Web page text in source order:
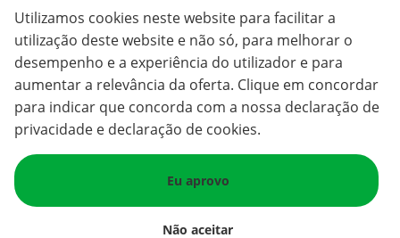
Contacte-nos
Redes sociais
© 2026 Temporales. Todos os direitos reservados.
Política de privacidade | Política de cookies
Utilizamos cookies neste website para facilitar a
utilização deste website e não só, para melhorar o
desempenho e a experiência do utilizador e para
aumentar a relevância da oferta. Clique em concordar
para indicar que concorda com a nossa declaração de
privacidade e declaração de cookies.
Eu aprovo
Não aceitar